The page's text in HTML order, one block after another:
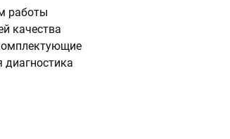
работы
качества
диагностика